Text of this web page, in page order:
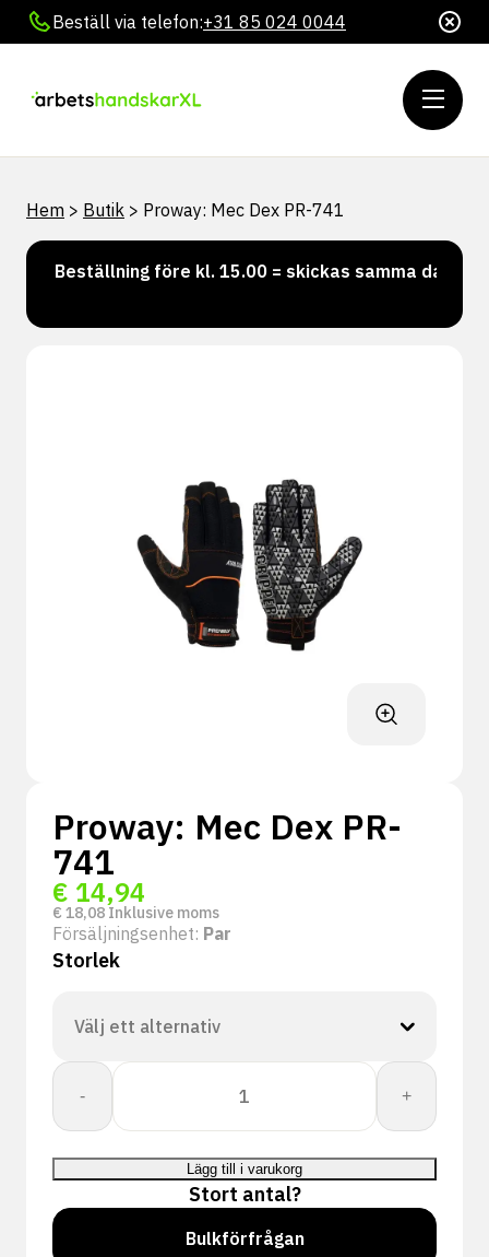
Beställ via telefon:+31 85 024 0044
Hem > Butik > Proway: Mec Dex PR-741
Beställning före kl. 15.00 = skickas samma dag
Proway: Mec Dex PR-
741
€ 14,94
€ 18,08 Inklusive moms
Försäljningsenhet: Par
Storlek
-
Proway:
Mec
Dex
PR-
741
mängd
+
Lägg till i varukorg
Stort antal?
Bulkförfrågan